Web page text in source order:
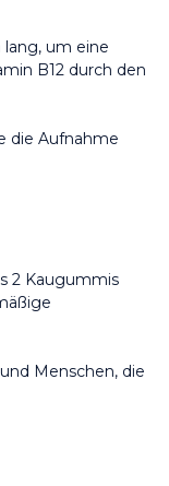
lang, um eine
B12 durch den
die Aufnahme
2 Kaugummis
Menschen, die